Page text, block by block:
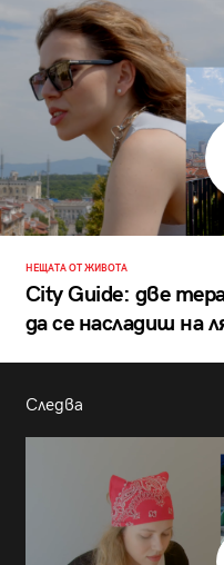
НЕЩАТА ОТ ЖИВОТА
City Guide: две
да се насладиш на
Следва